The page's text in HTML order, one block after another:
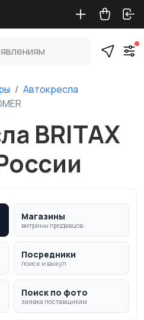
Автокресла
BRITAX
Магазины
витрины продавцов
Посредники
поиск и выкуп
Поиск по фото
заявка поставщикам